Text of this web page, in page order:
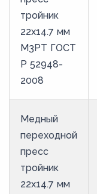
тройник
22х14.7 мм
М3РТ ГОСТ
Р 52948-
2008
Медный
переходной
пресс
тройник
22х14.7 мм